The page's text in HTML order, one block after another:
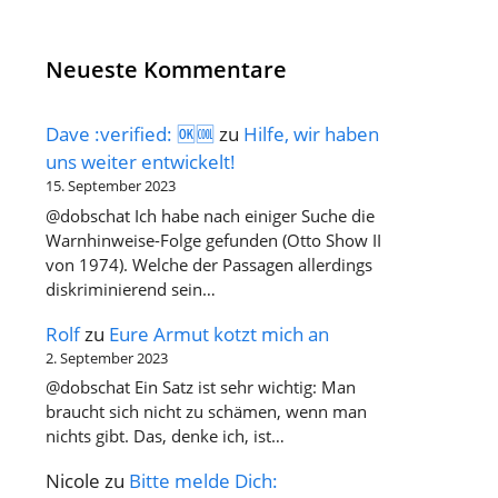
Neueste Kommentare
Dave :verified: 🆗🆒 zu Hilfe, wir haben
uns weiter entwickelt!
15. September 2023
@dobschat Ich habe nach einiger Suche die
Warnhinweise-Folge gefunden (Otto Show II
von 1974). Welche der Passagen allerdings
diskriminierend sein…
Rolfzu Eure Armut kotzt mich an
2. September 2023
@dobschat Ein Satz ist sehr wichtig: Man
braucht sich nicht zu schämen, wenn man
nichts gibt. Das, denke ich, ist…
Nicole zu Bitte melde Dich: